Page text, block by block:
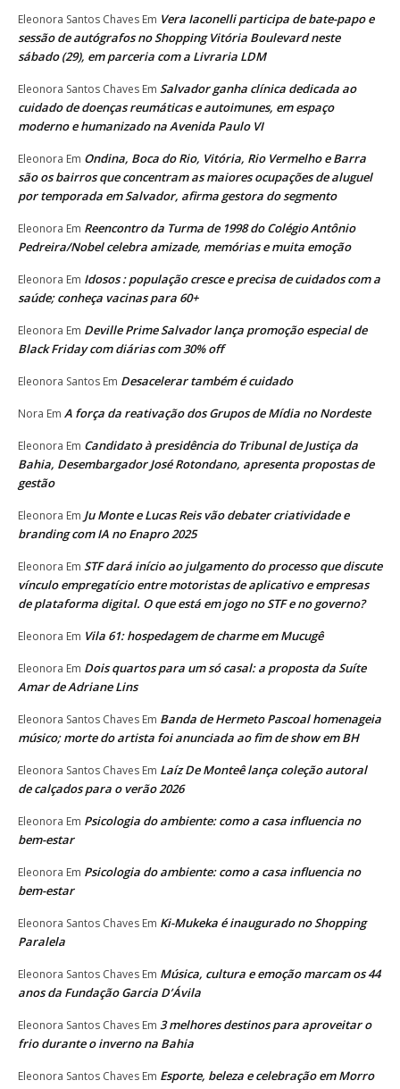
Eleonora Santos Chaves Em Vera Iaconelli participa de bate-papo e
sessão de autógrafos no Shopping Vitória Boulevard neste
sábado (29), em parceria com a Livraria LDM
Eleonora Santos Chaves Em Salvador ganha clínica dedicada ao
cuidado de doenças reumáticas e autoimunes, em espaço
moderno e humanizado na Avenida Paulo VI
Eleonora Em Ondina, Boca do Rio, Vitória, Rio Vermelho e Barra
são os bairros que concentram as maiores ocupações de aluguel
por temporada em Salvador, afirma gestora do segmento
Eleonora Em Reencontro da Turma de 1998 do Colégio Antônio
Pedreira/Nobel celebra amizade, memórias e muita emoção
Eleonora Em Idosos : população cresce e precisa de cuidados com a
saúde; conheça vacinas para 60+
Eleonora Em Deville Prime Salvador lança promoção especial de
Black Friday com diárias com 30% off
Eleonora Santos Em Desacelerar também é cuidado
Nora Em A força da reativação dos Grupos de Mídia no Nordeste
Eleonora Em Candidato à presidência do Tribunal de Justiça da
Bahia, Desembargador José Rotondano, apresenta propostas de
gestão
Eleonora Em Ju Monte e Lucas Reis vão debater criatividade e
branding com IA no Enapro 2025
Eleonora Em STF dará início ao julgamento do processo que discute
vínculo empregatício entre motoristas de aplicativo e empresas
de plataforma digital. O que está em jogo no STF e no governo?
Eleonora Em Vila 61: hospedagem de charme em Mucugê
Eleonora Em Dois quartos para um só casal: a proposta da Suíte
Amar de Adriane Lins
Eleonora Santos Chaves Em Banda de Hermeto Pascoal homenageia
músico; morte do artista foi anunciada ao fim de show em BH
Eleonora Santos Chaves Em Laíz De Monteê lança coleção autoral
de calçados para o verão 2026
Eleonora Em Psicologia do ambiente: como a casa influencia no
bem-estar
Eleonora Em Psicologia do ambiente: como a casa influencia no
bem-estar
Eleonora Santos Chaves Em Ki-Mukeka é inaugurado no Shopping
Paralela
Eleonora Santos Chaves Em Música, cultura e emoção marcam os 44
anos da Fundação Garcia D’Ávila
Eleonora Santos Chaves Em 3 melhores destinos para aproveitar o
frio durante o inverno na Bahia
Eleonora Santos Chaves Em Esporte, beleza e celebração em Morro